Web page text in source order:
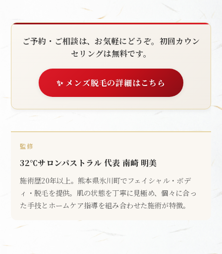
ご予約・ご相談は、お気軽にどうぞ。初回カウン
セリングは無料です。
✨ メンズ脱毛の詳細はこちら
監修
32℃サロンパストラル 代表 南崎 明美
施術歴20年以上。熊本県氷川町でフェイシャル・ボデ
ィ・脱毛を提供。肌の状態を丁寧に見極め、個々に合っ
た手技とホームケア指導を組み合わせた施術が特徴。